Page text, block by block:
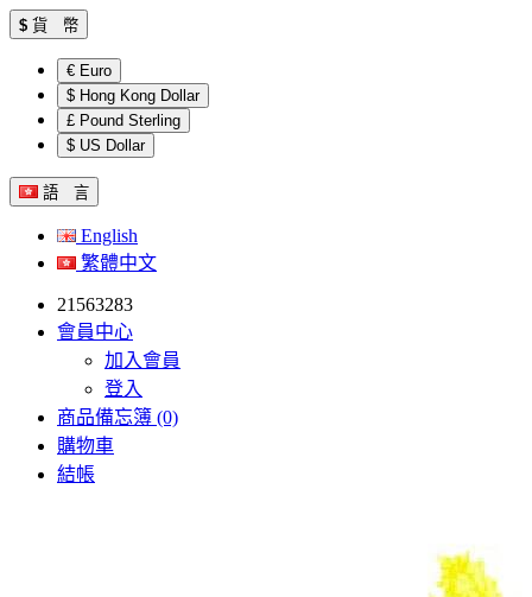
$ 貨 幣
€ Euro
$ Hong Kong Dollar
£ Pound Sterling
$ US Dollar
語 言
English
繁體中文
21563283
會員中心
加入會員
登入
商品備忘簿 (0)
購物車
結帳